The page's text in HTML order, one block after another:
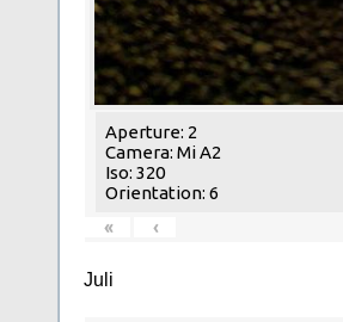
Aperture: 2
Camera: Mi A2
Iso: 320
Orientation: 6
«
‹
Juli